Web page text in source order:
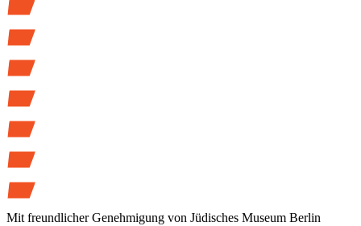
Mit freundlicher Genehmigung von Jüdisches Museum Berlin